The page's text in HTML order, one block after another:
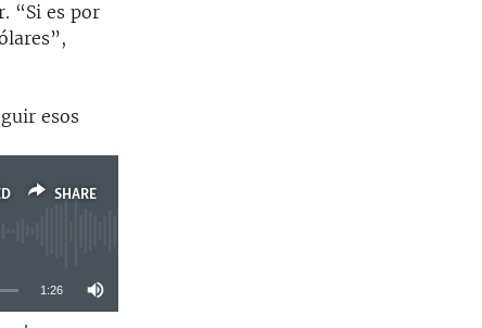
“Si es por
esos
SHARE
1:26